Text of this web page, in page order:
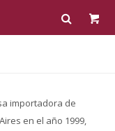
importadora de
en el año 1999,